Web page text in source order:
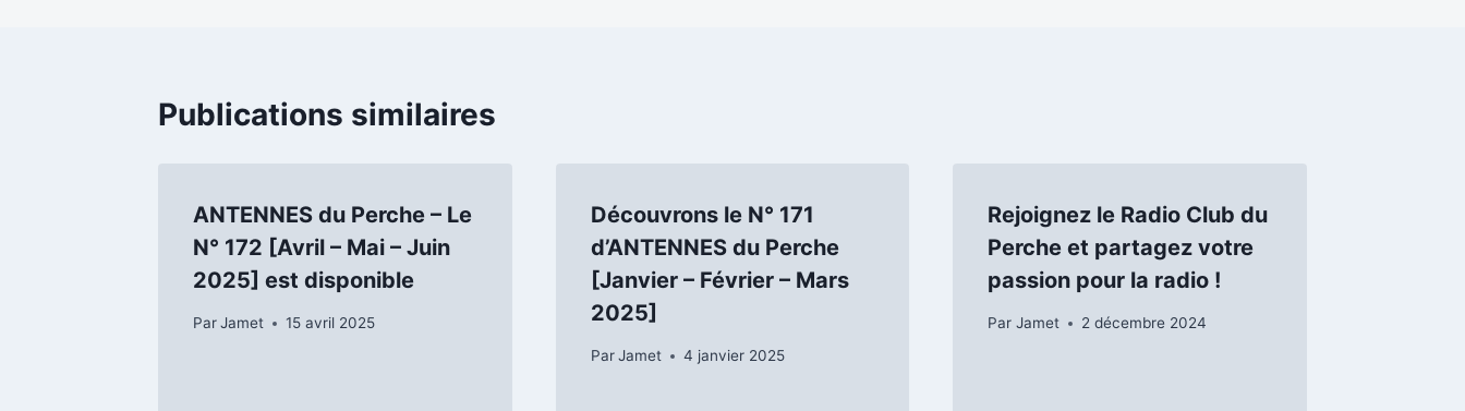
Publications similaires
ANTENNES du Perche – Le
N° 172 [Avril – Mai – Juin
2025] est disponible
ParJamet 15 avril 2025
Découvrons le N° 171
d’ANTENNES du Perche
[Janvier – Février – Mars
2025]
Par Jamet 4 janvier 2025
Rejoignez le Radio Club du
Perche et partagez votre
passion pour la radio !
Par Jamet 2 décembre 2024